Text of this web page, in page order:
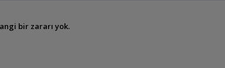
bir zararı yok.